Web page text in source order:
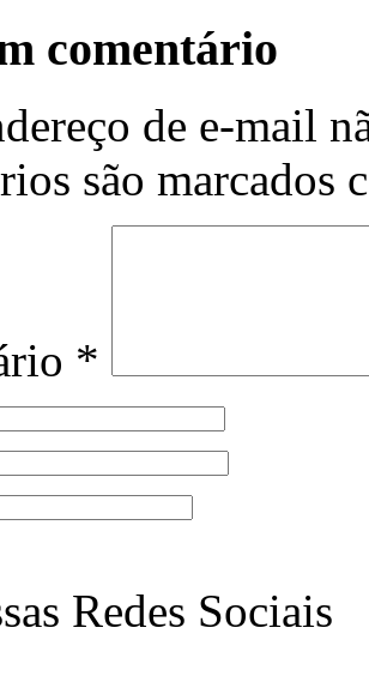
comentário
de e-mail
são marcados
*
Redes Sociais